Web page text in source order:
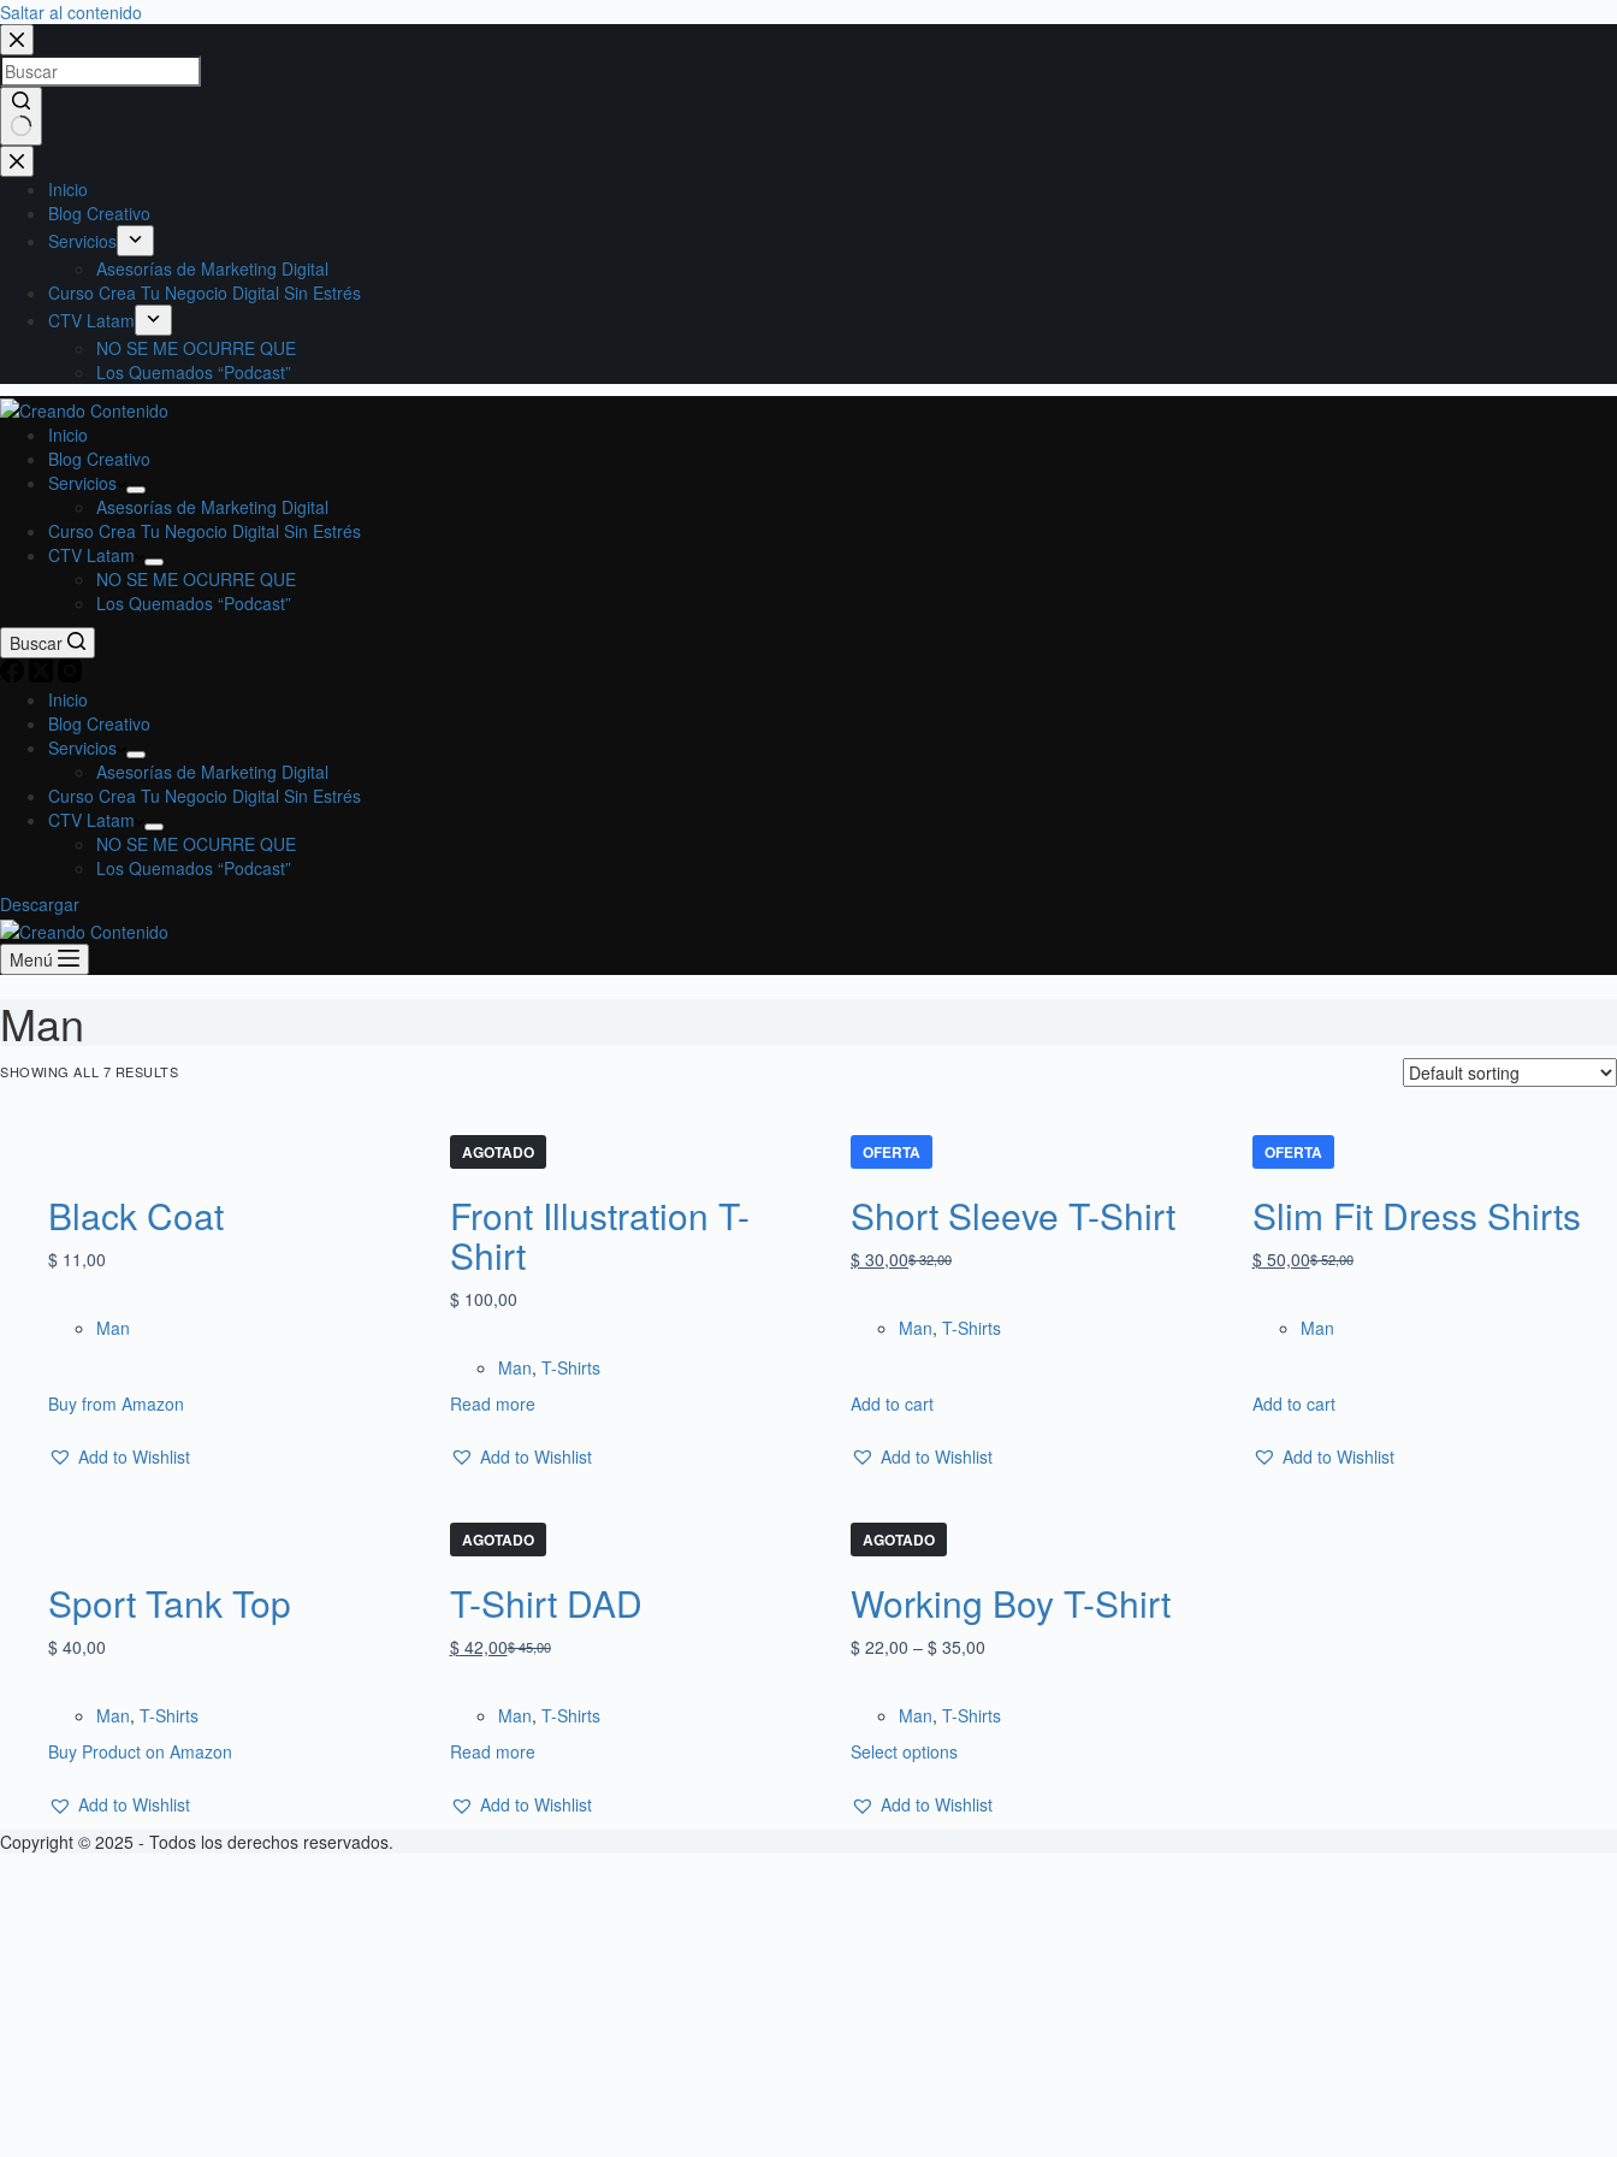
Saltar al contenido
Inicio
Blog Creativo
Servicios
Asesorías de Marketing Digital
Curso Crea Tu Negocio Digital Sin Estrés
CTV Latam
NO SE ME OCURRE QUE
Los Quemados “Podcast”
Inicio
Blog Creativo
Servicios
Asesorías de Marketing Digital
Curso Crea Tu Negocio Digital Sin Estrés
CTV Latam
NO SE ME OCURRE QUE
Los Quemados “Podcast”
Buscar
Inicio
Blog Creativo
Servicios
Asesorías de Marketing Digital
Curso Crea Tu Negocio Digital Sin Estrés
CTV Latam
NO SE ME OCURRE QUE
Los Quemados “Podcast”
Descargar
Menú
Man
SHOWING ALL 7 RESULTS
Black Coat
$ 11,00
Man
Buy from Amazon
Add to Wishlist
AGOTADO
Front Illustration T-
Shirt
$100,00
Man, T-Shirts
Read more
Add to Wishlist
OFERTA
Short Sleeve T-Shirt
$32,00
$ 30,00
Man, T-Shirts
Add to cart
Add to Wishlist
OFERTA
Slim Fit Dress Shirts
$52,00
$50,00
Man
Add to cart
Add to Wishlist
Sport Tank Top
$ 40,00
Man, T-Shirts
Buy Product on Amazon
Add to Wishlist
AGOTADO
T-Shirt DAD
$45,00
$42,00
Man, T-Shirts
Read more
Add to Wishlist
AGOTADO
Working Boy T-Shirt
$ 22,00 – $ 35,00
Man, T-Shirts
Select options
Add to Wishlist
Copyright © 2025 - Todos los derechos reservados.